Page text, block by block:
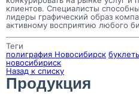
клиентов. Специалисты
лидеры графический образ
активному восприятию любого
Теги
полиграфия Новосибирск
новосибириск
Назад к списку
Продукция